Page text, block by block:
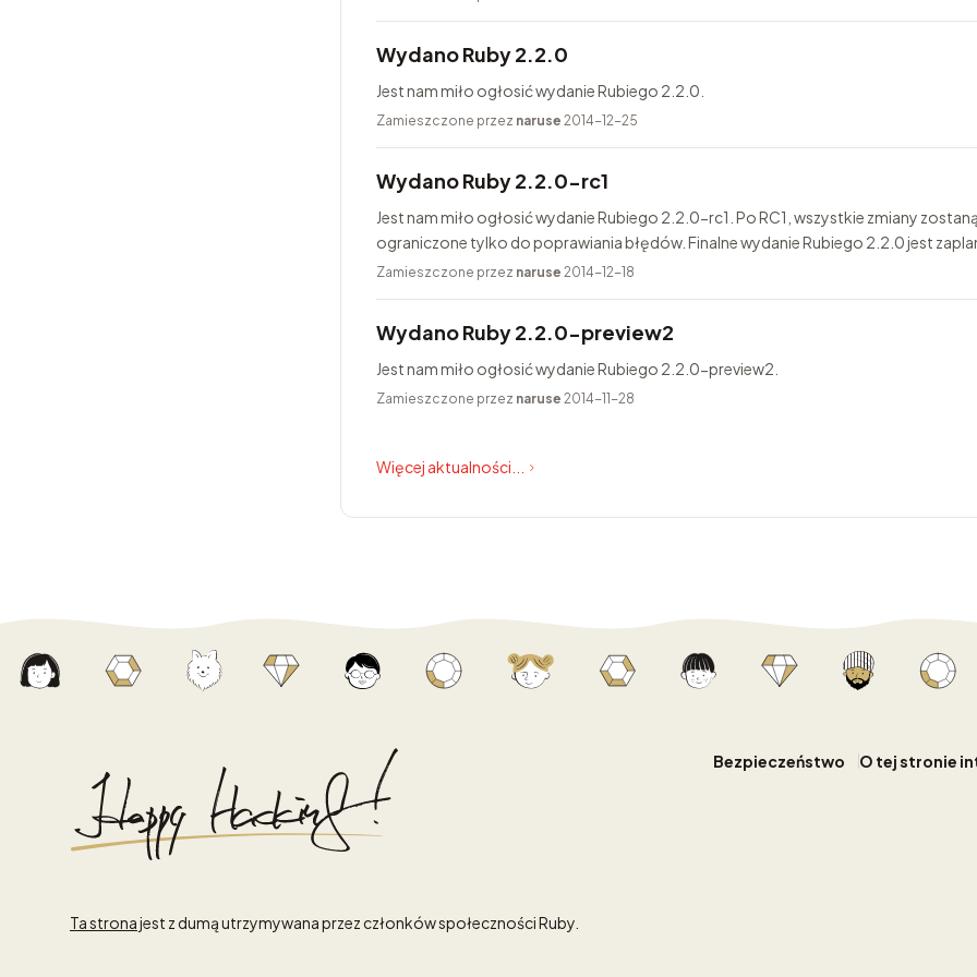
Wydano Ruby 2.2.0
Jest nam miło ogłosić wydanie Rubiego 2.2.0.
Zamieszczone przez naruse 2014-12-25
Wydano Ruby 2.2.0-rc1
Jest nam miło ogłosić wydanie Rubiego 2.2.0-rc1. Po RC1, wszystkie zmiany zostaną
ograniczone tylko do poprawiania błędów. Finalne wydanie Rubiego 2.2.0 jest
25...
Zamieszczone przez naruse 2014-12-18
Wydano Ruby 2.2.0-preview2
Jest nam miło ogłosić wydanie Rubiego 2.2.0-preview2.
Zamieszczone przez naruse 2014-11-28
Więcej aktualności...
Bezpieczeństwo O tej stronie
Ta stronajest z dumą utrzymywana przez członków społeczności Ruby.